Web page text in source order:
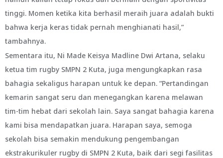
tinggi. Momen ketika kita berhasil meraih juara adalah bukti
bahwa kerja keras tidak pernah menghianati hasil,”
tambahnya.
Sementara itu, Ni Made Keisya Madline Dwi Artana, selaku
ketua tim rugby SMPN 2 Kuta, juga mengungkapkan rasa
bahagia sekaligus harapan untuk ke depan. “Pertandingan
kemarin sangat seru dan menegangkan karena melawan
tim-tim hebat dari sekolah lain. Saya sangat bahagia karena
kami bisa mendapatkan juara. Harapan saya, semoga
sekolah bisa semakin mendukung pengembangan
ekstrakurikuler rugby di SMPN 2 Kuta, baik dari segi fasilitas